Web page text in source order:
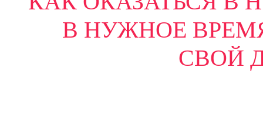
В НУЖНОЕ
СВОЙ